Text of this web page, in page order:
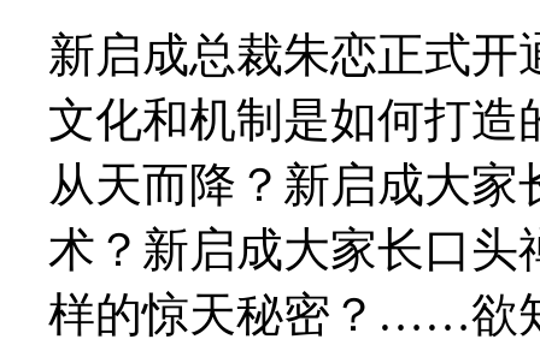
新启成总裁朱恋正式
文化和机制是如何打造
从天而降？新启成大
术？新启成大家长口头
样的惊天秘密？……欲